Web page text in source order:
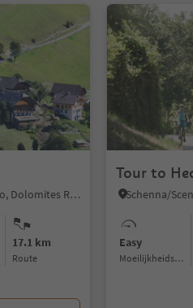
San Vigilio, Al Plan/San Vigilio, Dolomites Region Kronplatz/Plan de Corones
17.1 km
Route
Tour to
Schenna/
Easy
Moeilijkheidsgraad